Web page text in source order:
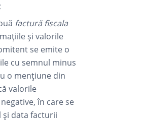
factură fiscala
și valorile
se emite o
cu semnul minus
o mențiune din
valorile
în care se
data facturii